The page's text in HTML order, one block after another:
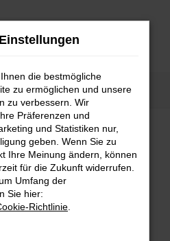
Fahrzeugmarkt
Error
aufgetreten.
die bestmögliche
zu ermöglichen und unsere
zu verbessern. Wir
Präferenzen und
und Statistiken nur,
geben. Wenn Sie zu
Ihre Meinung ändern, können
für die Zukunft widerrufen.
Umfang der
Sie hier:
Richtlinie